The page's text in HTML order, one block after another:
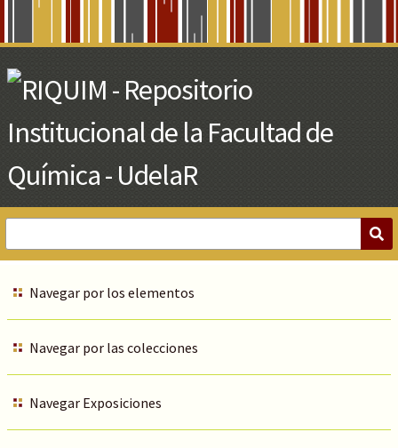
Main
Content
Navegar por los elementos
Navegar por las colecciones
Navegar Exposiciones